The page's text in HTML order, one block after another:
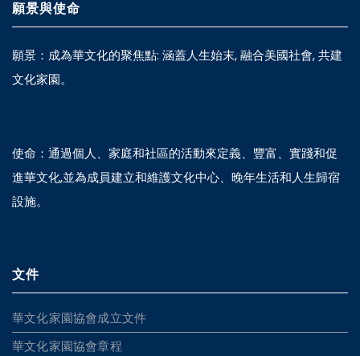
願景與使命
願景：成為華文化的聚焦點: 涵蓋人生始末, 融合美國社會, 共建
文化家園。
使命：通過個人、家庭和社區的活動來定義、豐富、實踐和促
進華文化,並為成員建立和維護文化中心、晚年生活和人生歸宿
設施。
文件
華文化家園協會成立文件
華文化家園協會章程